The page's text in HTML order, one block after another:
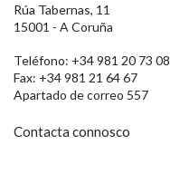
Rúa Tabernas, 11
15001 - A Coruña
Teléfono: +34 981 20 73 08
Fax: +34 981 21 64 67
Apartado de correo 557
Contacta connosco